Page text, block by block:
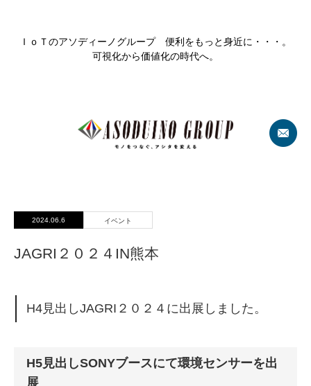
ＩｏＴのアソディーノグループ 便利をもっと身近に・・・。
可視化から価値化の時代へ。
2024.06.6 イベント
JAGRI２０２４IN熊本
H4見出しJAGRI２０２４に出展しました。
H5見出しSONYブースにて環境センサーを出
展